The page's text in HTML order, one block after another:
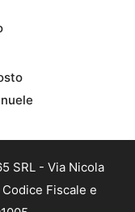
SRL - Via Nicola
Fiscale e